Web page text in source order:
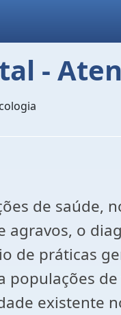
-
de saúde,
agravos, o
de práticas
populações
existente